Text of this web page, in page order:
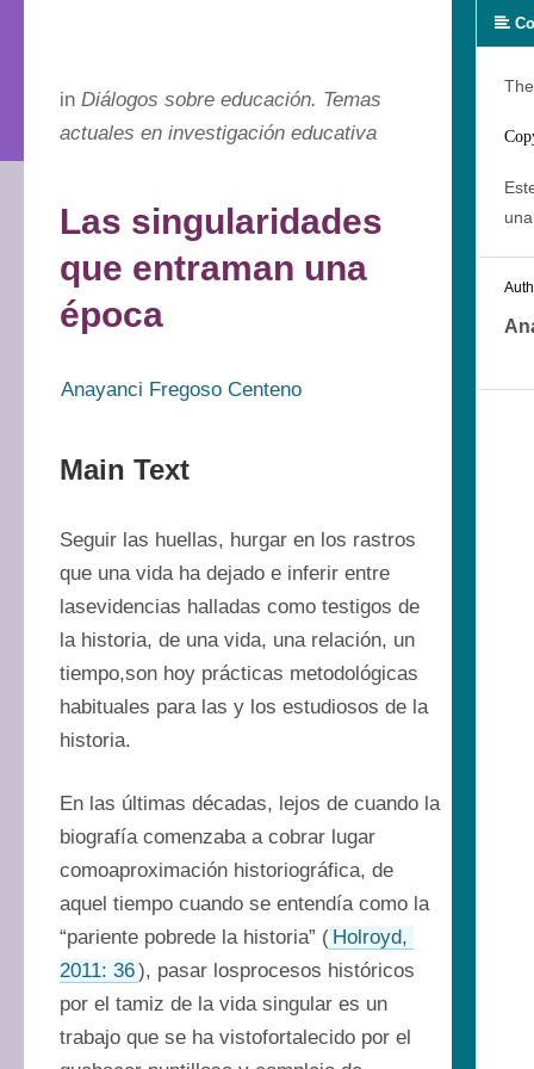
in Diálogos sobre educación. Temas
actuales en investigación educativa
Las singularidades
que entraman una
época
Anayanci Fregoso Centeno
Main Text
Seguir las huellas, hurgar en los rastros
que una vida ha dejado e inferir entre
lasevidencias halladas como testigos de
la historia, de una vida, una relación, un
tiempo,son hoy prácticas metodológicas
habituales para las y los estudiosos de la
historia.
En las últimas décadas, lejos de cuando la
biografía comenzaba a cobrar lugar
comoaproximación historiográfica, de
aquel tiempo cuando se entendía como la
“pariente pobrede la historia” ( Holroyd,
2011: 36), pasar losprocesos históricos
por el tamiz de la vida singular es un
trabajo que se ha vistofortalecido por el